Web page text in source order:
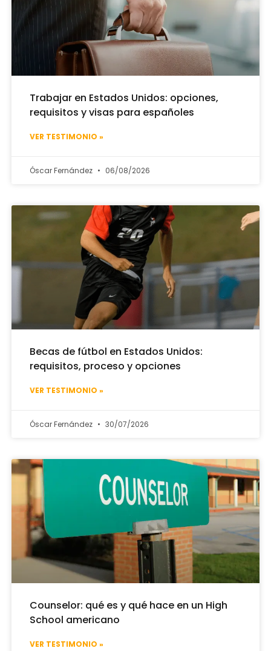
Trabajar en Estados Unidos: opciones,
requisitos y visas para españoles
VER TESTIMONIO »
Óscar Fernández 06/08/2026
Becas de fútbol en Estados Unidos:
requisitos, proceso y opciones
VER TESTIMONIO »
Óscar Fernández 30/07/2026
Counselor: qué es y qué hace en un High
School americano
VER TESTIMONIO »